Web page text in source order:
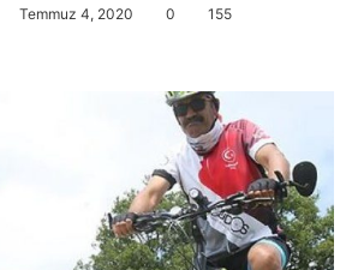
Temmuz 4, 2020 0 155